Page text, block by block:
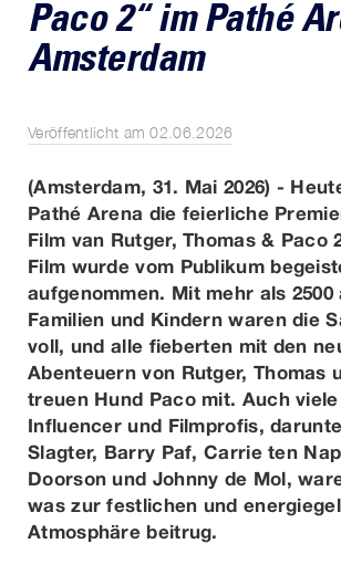
Paco 2“ im Pathé
Amsterdam
Veröffentlicht am 02.06.2026
(Amsterdam, 31. Mai 2026) -
Pathé Arena die feierliche
Film van Rutger, Thomas & Paco
Film wurde vom Publikum
aufgenommen. Mit mehr als 2500
Familien und Kindern waren die
voll, und alle fieberten mit den
Abenteuern von Rutger, Thomas
treuen Hund Paco mit. Auch
Influencer und Filmprofis,
Slagter, Barry Paf, Carrie ten
Doorson und Johnny de Mol,
was zur festlichen und
Atmosphäre beitrug.